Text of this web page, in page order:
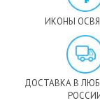
ИКОНЫ
ДОСТАВКА В